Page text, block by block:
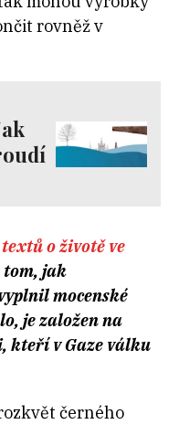
rovněž v
o životě ve
tom, jak
mocenské
je založen na
kteří v Gaze válku
černého